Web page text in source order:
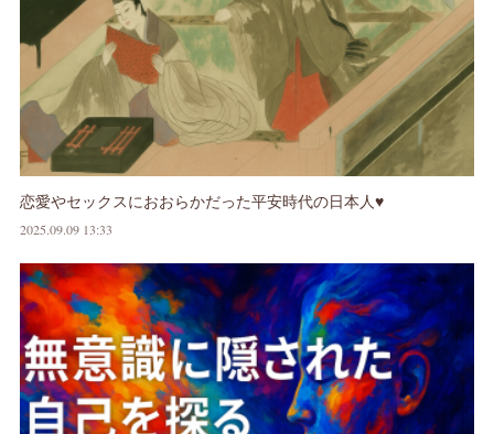
恋愛やセックスにおおらかだった平安時代の日本人♥
2025.09.09 13:33